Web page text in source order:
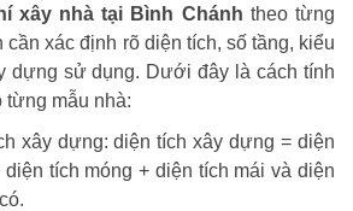
xây nhà tại Bình Chánh theo từng
cần xác định rõ diện tích, số tầng, kiểu
dựng sử dụng. Dưới đây là cách tính
từng mẫu nhà:
xây dựng: diện tích xây dựng = diện
tích móng + diện tích mái và diện